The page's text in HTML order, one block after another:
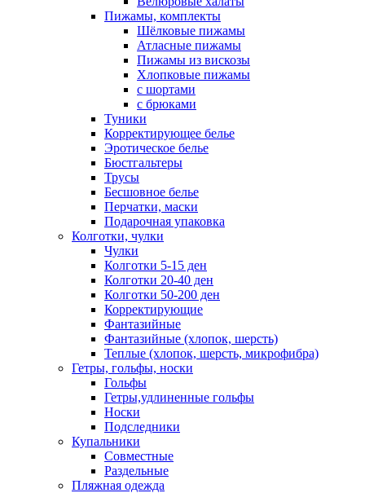
Пижамы, комплекты
Шёлковые пижамы
Атласные пижамы
Пижамы из вискозы
Хлопковые пижамы
с шортами
с брюками
Туники
Корректирующее белье
Эротическое белье
Бюстгальтеры
Трусы
Бесшовное белье
Перчатки, маски
Подарочная упаковка
Колготки, чулки
Чулки
Колготки 5-15 ден
Колготки 20-40 ден
Колготки 50-200 ден
Корректирующие
Фантазийные
Фантазийные (хлопок, шерсть)
Теплые (хлопок, шерсть, микрофибра)
Гетры, гольфы, носки
Гольфы
Гетры,удлиненные гольфы
Носки
Подследники
Купальники
Совместные
Раздельные
Пляжная одежда